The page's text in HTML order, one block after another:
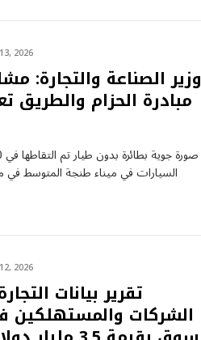
2026
وزير الصناعة والتجارة:
مبادرة الحزام والطريق
السيارات في ميناء طنجة المتوسط
2026
تقرير بيانات